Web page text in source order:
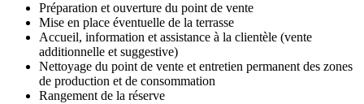
Préparation et ouverture du point de vente
Mise en place éventuelle de la terrasse
Accueil, information et assistance à la clientèle (vente
additionnelle et suggestive)
Nettoyage du point de vente et entretien permanent des zones
de production et de consommation
Rangement de la réserve